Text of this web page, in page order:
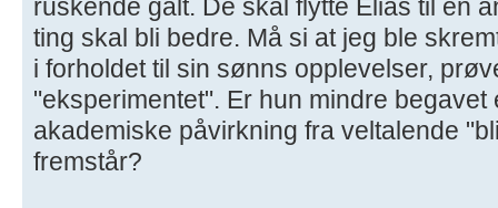
ruskende galt. De skal flytte Elias til en
ting skal bli bedre. Må si at jeg ble
i forholdet til sin sønns opplevelser,
"eksperimentet". Er hun mindre
akademiske påvirkning fra veltalende
fremstår?